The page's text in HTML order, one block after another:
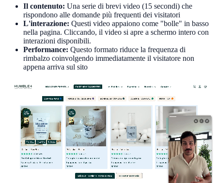
Il contenuto: Una serie di brevi video (15 secondi) che
rispondono alle domande più frequenti dei visitatori
L'interazione: Questi video appaiono come "bolle" in basso
nella pagina. Cliccando, il video si apre a schermo intero con
interazioni disponibili.
Performance: Questo formato riduce la frequenza di
rimbalzo coinvolgendo immediatamente il visitatore non
appena arriva sul sito